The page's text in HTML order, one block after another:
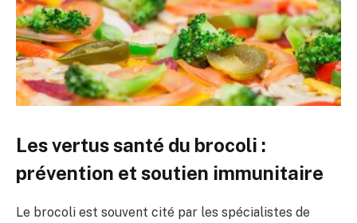
Les vertus santé du brocoli :
prévention et soutien immunitaire
Le brocoli est souvent cité par les spécialistes de